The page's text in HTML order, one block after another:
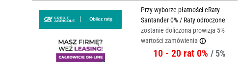
Przy wyborze płatności eRaty
Santander 0% / Raty odroczone
zostanie doliczona prowizja 5%
wartości zamówienia
10 - 20 rat 0% / 5%